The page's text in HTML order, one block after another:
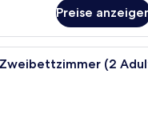
Preise
Ein Hotelzimmer mit einem
(2